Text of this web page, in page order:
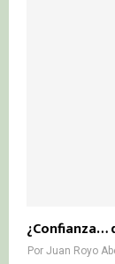
¿Confianza…
Por Juan Royo